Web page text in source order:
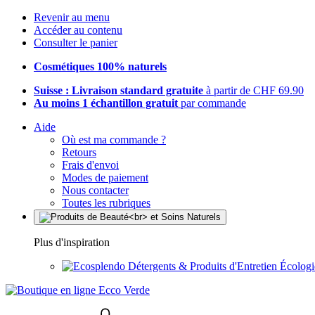
Revenir au menu
Accéder au contenu
Consulter le panier
Cosmétiques 100% naturels
Suisse : Livraison standard gratuite à partir de CHF 69.90
Au moins 1 échantillon gratuit par commande
Aide
Où est ma commande ?
Retours
Frais d'envoi
Modes de paiement
Nous contacter
Toutes les rubriques
Plus d'inspiration
Détergents & Produits d'Entretien